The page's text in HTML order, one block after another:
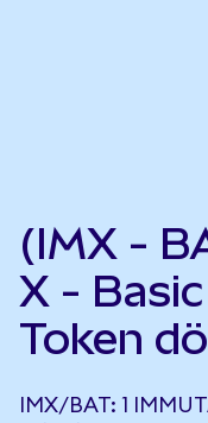
(IMX -
X -
Token
IMX/BAT: 1